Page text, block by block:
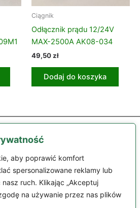
aby poprawić komfort
spersonalizowane reklamy lub
ruch. Klikając „Akceptuj
na używanie przez nas plików
Ciągnik
Odłącznik prądu 12/24V
MAX-2500A AK08-034
49,50zł
Dodaj do koszyka
konto Zamówienie
Regulamin
Kontakt